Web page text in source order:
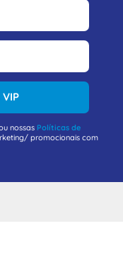
VIP
nossas Políticas de
promocionais com